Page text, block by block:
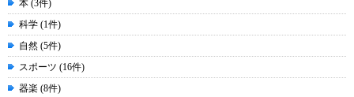
本 (3件)
科学 (1件)
自然 (5件)
スポーツ (16件)
器楽 (8件)